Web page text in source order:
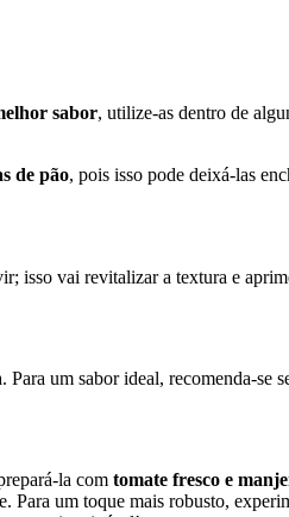
sabor, utilize-as dentro de
de pão, pois isso pode deixá-las
isso vai revitalizar a textura e
Para um sabor ideal, recomenda-se
la com tomate fresco e
Para um toque mais robusto,